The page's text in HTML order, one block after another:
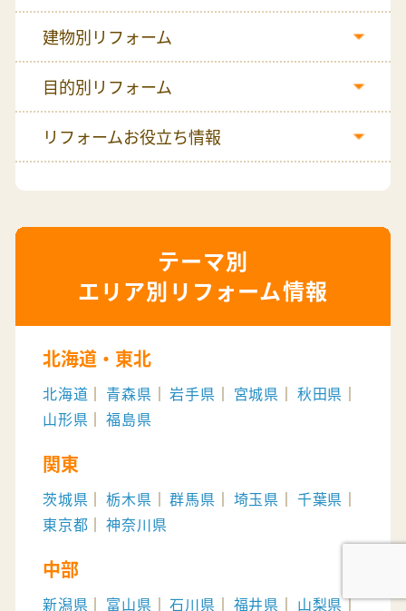
建物別リフォーム
目的別リフォーム
リフォームお役立ち情報
エリア別リフォーム情報
北海道・東北
北海道 青森県 岩手県 宮城県
秋田県
山形県
福島県
関東
茨城県 栃木県 群馬県 埼玉県
千葉県
東京都
神奈川県
中部
新潟県 富山県 石川県 福井県 山梨県